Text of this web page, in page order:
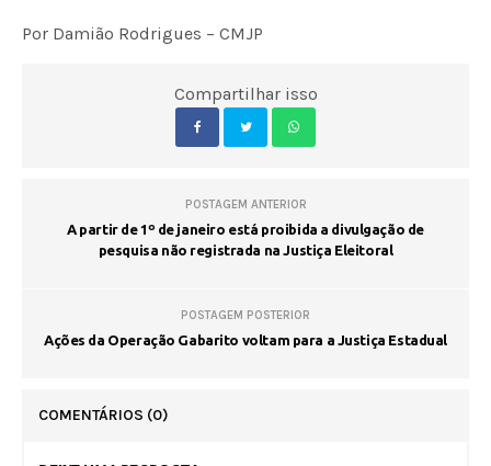
Por Damião Rodrigues – CMJP
Compartilhar isso
POSTAGEM ANTERIOR
A partir de 1º de janeiro está proibida a divulgação de
pesquisa não registrada na Justiça Eleitoral
POSTAGEM POSTERIOR
Ações da Operação Gabarito voltam para a Justiça Estadual
COMENTÁRIOS (0)